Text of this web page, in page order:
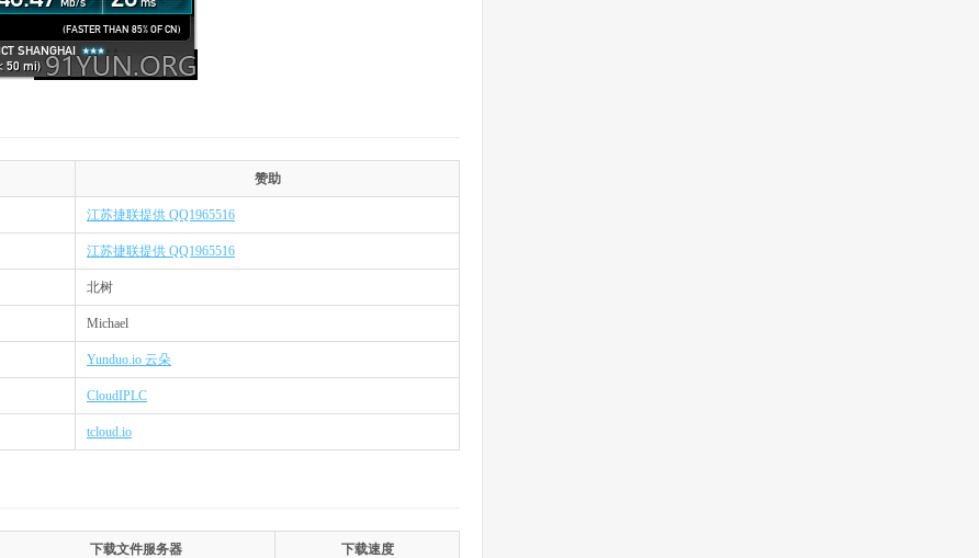
赞助
江苏捷联提供 QQ1965516
江苏捷联提供 QQ1965516
北树
Michael
Yunduo.io 云朵
CloudIPLC
tcloud.io
下载文件服务器 下载速度